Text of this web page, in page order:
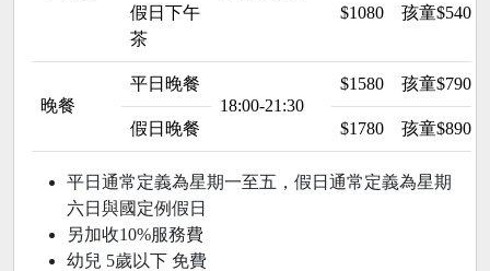
假日下午
茶
$1080 孩童$540
晚餐
平日晚餐
18:00-21:30
$1580 孩童$790
假日晚餐 $1780 孩童$890
平日通常定義為星期一至五，假日通常定義為星期
六日與國定例假日
另加收10%服務費
幼兒 5歲以下 免費